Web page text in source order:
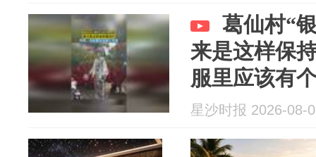
葛仙村“
来是这样保
服里应该有
星沙时报 2026-08-